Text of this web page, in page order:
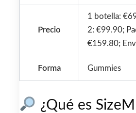
Precio
1 botella:
2: €99.90;
€159.80;
Forma Gummies
¿Qué es